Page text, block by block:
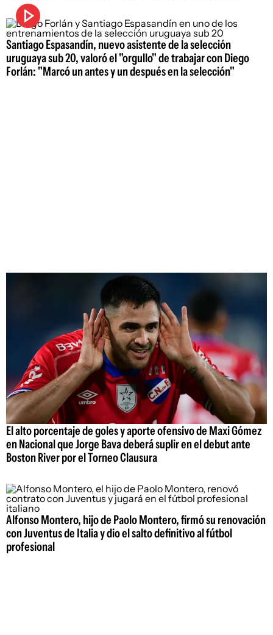
Santiago Espasandín, nuevo asistente de la selección
uruguaya sub 20, valoró el "orgullo" de trabajar con Diego
Forlán: "Marcó un antes y un después en la selección"
El alto porcentaje de goles y aporte ofensivo de Maxi Gómez
en Nacional que Jorge Bava deberá suplir en el debut ante
Boston River por el Torneo Clausura
Alfonso Montero, hijo de Paolo Montero, firmó su renovación
con Juventus de Italia y dio el salto definitivo al fútbol
profesional